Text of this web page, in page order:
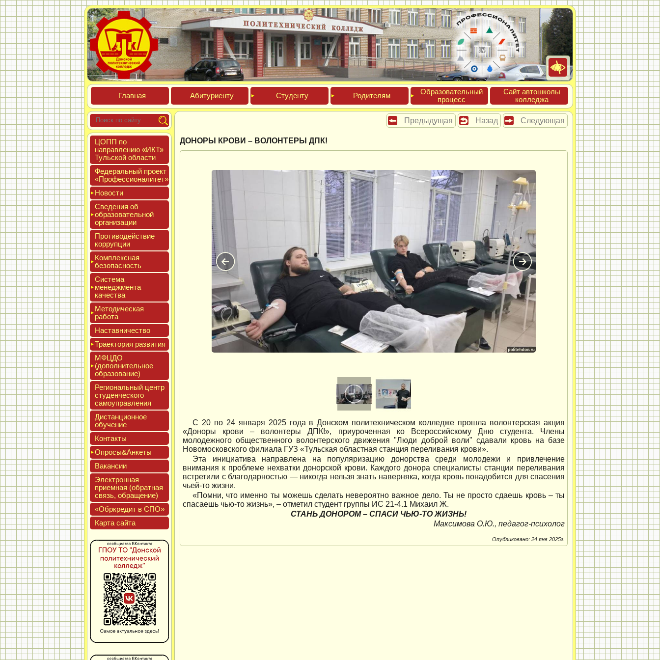
Глав­ная Аби­тури­ен­ту Сту­ден­ту Роди­телям
Обра­зова­тель­ный
про­цесс
Сайт ав­тошко­лы
кол­леджа
ЦОПП по
нап­равле­нию «ИКТ»
Туль­ской об­ласти
Феде­раль­ный про­ект
«Про­фес­си­она­литет»
Новос­ти
Све­дения об
об­ра­зова­тель­ной
ор­га­низа­ции
Про­тиво­дей­ствие
кор­рупции
Ком­плексная
бе­зопас­ность
Сис­те­ма
ме­нед­жмен­та
ка­чес­тва
Мето­дичес­кая
ра­бота
Нас­тавни­чес­тво
Тра­ек­то­рия раз­ви­тия
МФЦДО
(до­пол­ни­тель­ное
об­ра­зова­ние)
Реги­ональ­ный центр
сту­ден­ческо­го
са­мо­уп­равле­ния
Дис­танци­он­ное
обу­чение
Кон­такты
Опро­сы&Анке­ты
Вакан­сии
Элек­трон­ная
при­ем­ная (об­ратная
связь, об­ра­щение)
«Обркре­дит в СПО»
Кар­та сай­та
Предыдущая Назад Следующая
ДОНОРЫ КРОВИ – ВОЛОНТЕРЫ ДПК!
С 20 по 24 января 2025 года в Донском политехническом колледже прошла волонтерская акция
«Доноры крови – волонтеры ДПК!», приуроченная ко Всероссийскому Дню студента. Члены
молодежного общественного волонтерского движения "Люди доброй воли" сдавали кровь на базе
Новомосковского филиала ГУЗ «Тульская областная станция переливания крови».
Эта инициатива направлена на популяризацию донорства среди молодежи и привлечение
внимания к проблеме нехватки донорской крови. Каждого донора специалисты станции переливания
встретили с благодарностью — никогда нельзя знать наверняка, когда кровь понадобится для спасения
чьей-то жизни.
«Помни, что именно ты можешь сделать невероятно важное дело. Ты не просто сдаешь кровь – ты
спасаешь чью-то жизнь», – отметил студент группы ИС 21-4.1 Михаил Ж.
СТАНЬ ДОНОРОМ – СПАСИ ЧЬЮ-ТО ЖИЗНЬ!
Максимова О.Ю., педагог-психолог
Опубликовано: 24 янв 2025г.